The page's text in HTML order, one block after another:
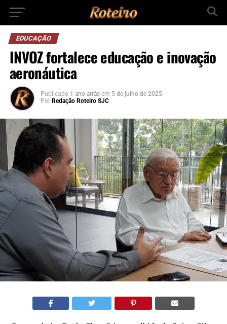
EDUCAÇÃO
INVOZ fortalece educação e inovação
aeronáutica
Publicado 1 ano atrás em 5 de julho de 2025
Por Redação Roteiro SJC